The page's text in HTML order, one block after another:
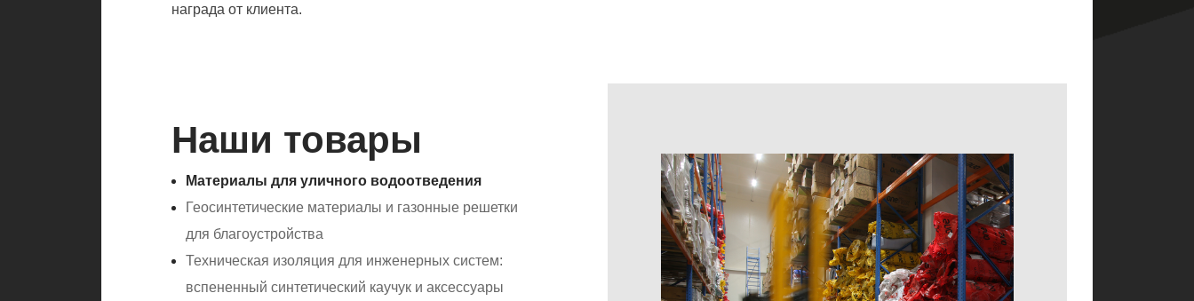
награда от клиента.
Наши товары
Материалы для уличного водоотведения
Геосинтетические материалы и газонные решетки
для благоустройства
Техническая изоляция для инженерных систем:
вспененный синтетический каучук и аксессуары